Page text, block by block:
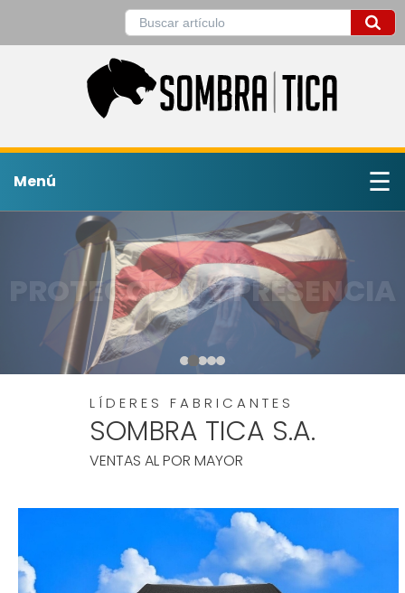
Menú ☰
PROTECCIÓN Y PRESENCIA
LÍDERES FABRICANTES
SOMBRA TICA S.A.
VENTAS AL POR MAYOR